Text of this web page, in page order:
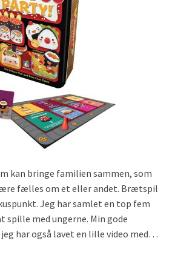
kan bringe familien sammen, som
fælles om et eller andet. Brætspil
Jeg har samlet en top fem
med ungerne. Min gode
har også lavet en lille video med…